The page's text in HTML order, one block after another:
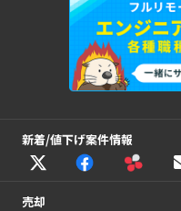
新着/値下げ案件情報
売却